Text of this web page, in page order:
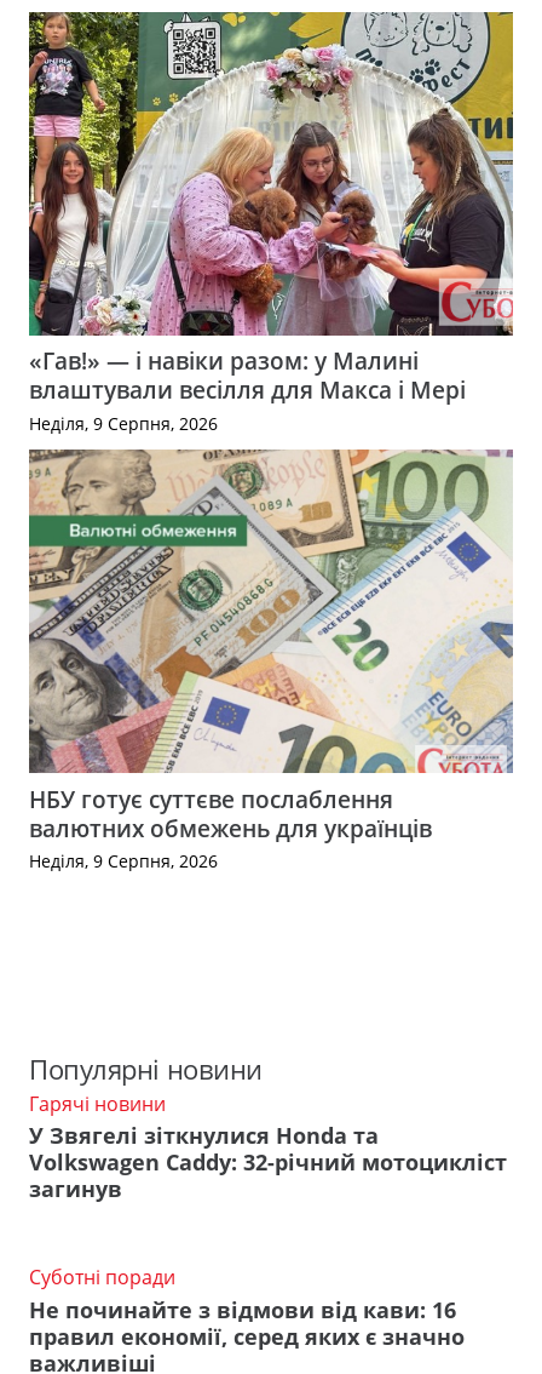
«Гав!» — і навіки разом: у Малині
влаштували весілля для Макса і Мері
Неділя, 9 Серпня, 2026
НБУ готує суттєве послаблення
валютних обмежень для українців
Неділя, 9 Серпня, 2026
Популярні новини
Гарячі новини
У Звягелі зіткнулися Honda та
Volkswagen Caddy: 32-річний мотоцикліст
загинув
Суботні поради
Не починайте з відмови від кави: 16
правил економії, серед яких є значно
важливіші